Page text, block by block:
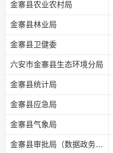
金寨县农业农村局
金寨县林业局
金寨县卫健委
六安市金寨县生态环境分局
金寨县统计局
金寨县应急局
金寨县气象局
金寨县审批局（数据政务局）